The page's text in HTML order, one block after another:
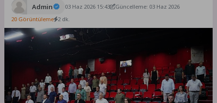
Admin 03 Haz 2026 15:43
Güncelleme: 03 Haz 2026
20 Görüntüleme 2 dk.